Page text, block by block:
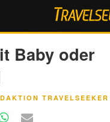
Baby oder
TRAVELSEEKER